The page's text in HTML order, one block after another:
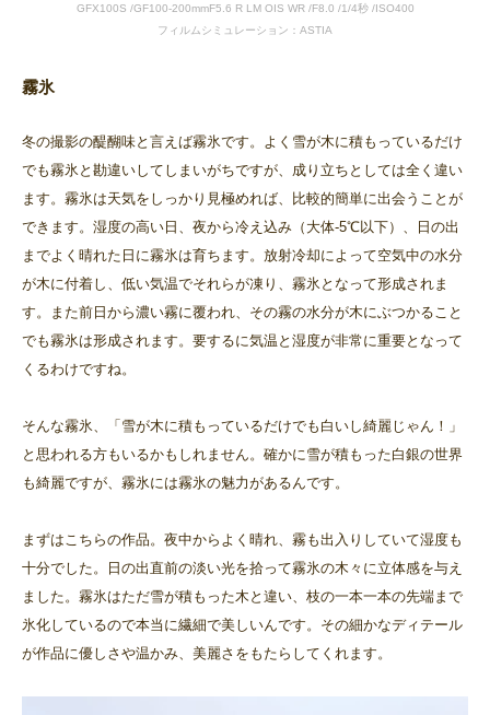
GFX100S /GF100-200mmF5.6 R LM OIS WR /F8.0 /1/4秒 /ISO400
フィルムシミュレーション：ASTIA
霧氷
冬の撮影の醍醐味と言えば霧氷です。よく雪が木に積もっているだけ
でも霧氷と勘違いしてしまいがちですが、成り立ちとしては全く違い
ます。霧氷は天気をしっかり見極めれば、比較的簡単に出会うことが
できます。湿度の高い日、夜から冷え込み（大体-5℃以下）、日の出
までよく晴れた日に霧氷は育ちます。放射冷却によって空気中の水分
が木に付着し、低い気温でそれらが凍り、霧氷となって形成されま
す。また前日から濃い霧に覆われ、その霧の水分が木にぶつかること
でも霧氷は形成されます。要するに気温と湿度が非常に重要となって
くるわけですね。
そんな霧氷、「雪が木に積もっているだけでも白いし綺麗じゃん！」
と思われる方もいるかもしれません。確かに雪が積もった白銀の世界
も綺麗ですが、霧氷には霧氷の魅力があるんです。
まずはこちらの作品。夜中からよく晴れ、霧も出入りしていて湿度も
十分でした。日の出直前の淡い光を拾って霧氷の木々に立体感を与え
ました。霧氷はただ雪が積もった木と違い、枝の一本一本の先端まで
氷化しているので本当に繊細で美しいんです。その細かなディテール
が作品に優しさや温かみ、美麗さをもたらしてくれます。